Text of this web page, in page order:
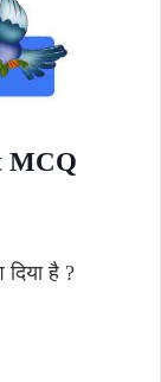
MCQ
है ?